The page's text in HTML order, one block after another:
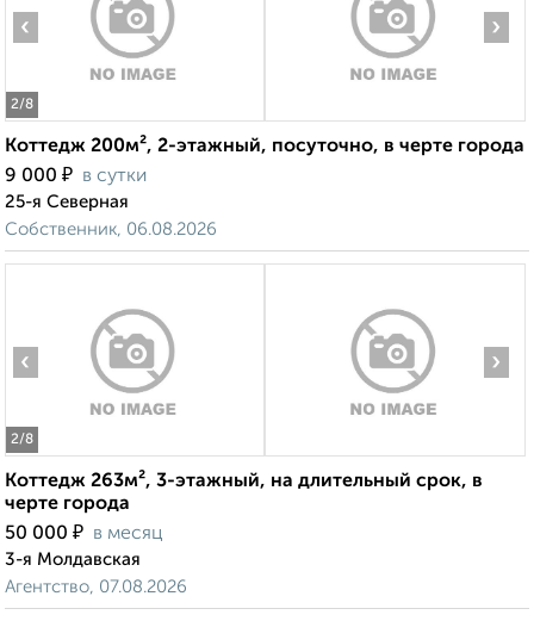
2/8
‹ ›
Коттедж 200м², 2-этажный, посуточно, в черте города
9 000 ₽ в сутки
25-я Северная
Собственник, 06.08.2026
2/8
‹ ›
Коттедж 263м², 3-этажный, на длительный срок, в
черте города
50 000 ₽ в месяц
3-я Молдавская
Агентство, 07.08.2026